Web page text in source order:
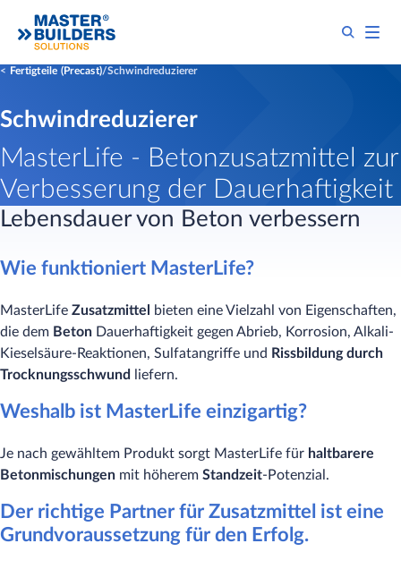
Fertigteile (Precast) Schwindreduzierer
Schwindreduzierer
MasterLife - Betonzusatzmittel zur
Verbesserung der Dauerhaftigkeit
Lebensdauer von Beton verbessern
Wie funktioniert MasterLife?
MasterLife Zusatzmittel
bieten eine Vielzahl von Eigenschaften,
die dem Beton Dauerhaftigkeit gegen Abrieb, Korrosion, Alkali-
Kieselsäure-Reaktionen, Sulfatangriffe und Rissbildung durch
Trocknungsschwund
liefern.
Weshalb ist MasterLife einzigartig?
Je nach gewähltem Produkt sorgt MasterLife für haltbarere
Betonmischungen mit höherem Standzeit-Potenzial.
Der richtige Partner für Zusatzmittel ist eine
Grundvoraussetzung für den Erfolg.